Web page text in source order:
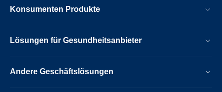
Konsumenten Produkte
Lösungen für Gesundheitsanbieter
Andere Geschäftslösungen